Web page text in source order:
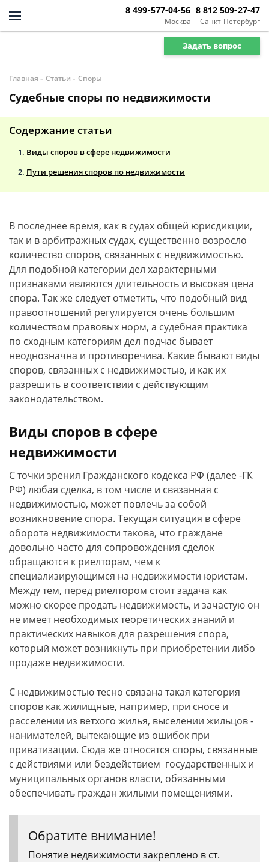
Москва
8 499-577-04-56
Санкт-Петербург
8 812 509-27-47
Задать вопрос
Главная - Статьи - Споры
Судебные споры по недвижимости
Содержание статьи
Виды споров в сфере недвижимости
Пути решения споров по недвижимости
В последнее время, как в судах общей юрисдикции,
так и в арбитражных судах, существенно возросло
количество споров, связанных с недвижимостью.
Для подобной категории дел характерными
признаками являются длительность и высокая цена
спора. Так же следует отметить, что подобный вид
правоотношений регулируется очень большим
количеством правовых норм, а судебная практика
по сходным категориям дел подчас бывает
неоднозначна и противоречива. Какие бывают виды
споров, связанных с недвижимостью, и как их
разрешить в соответствии с действующим
законодательством.
Виды споров в сфере
недвижимости
С точки зрения Гражданского кодекса РФ (далее -ГК
РФ) любая сделка, в том числе и связанная с
недвижимостью, может повлечь за собой
возникновение спора. Текущая ситуация в сфере
оборота недвижимости такова, что граждане
довольно часто для сопровождения сделок
обращаются к риелторам, чем к
специализирующимся на недвижимости юристам.
Между тем, перед риелтором стоит задача как
можно скорее продать недвижимость, и зачастую он
не имеет необходимых теоретических знаний и
практических навыков для разрешения спора,
который может возникнуть при приобретении либо
продаже недвижимости.
С недвижимостью тесно связана такая категория
споров как жилищные, например, при сносе и
расселении из ветхого жилья, выселении жильцов -
нанимателей, вытекающие из ошибок при
приватизации. Сюда же относятся споры, связанные
с действиями или бездействием государственных и
муниципальных органов власти, обязанными
обеспечивать граждан жилыми помещениями.
Обратите внимание!
Понятие недвижимости закреплено в ст.